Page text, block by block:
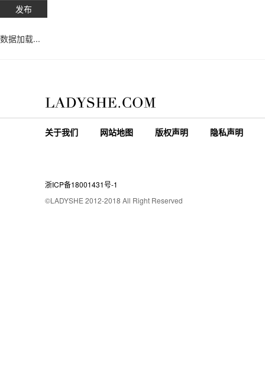
数据加载...
关于我们 网站地图 版权声明 隐私声明
浙ICP备18001431号-1
©LADYSHE 2012-2018 All Right Reserved